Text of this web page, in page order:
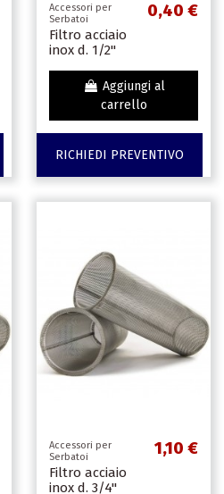
Accessori per
Serbatoi
Filtro acciaio
inox d. 1/2"
0,40 €
Aggiungi al
carrello
RICHIEDI PREVENTIVO
Accessori per
Serbatoi
Filtro acciaio
inox d. 3/4''
1,10 €